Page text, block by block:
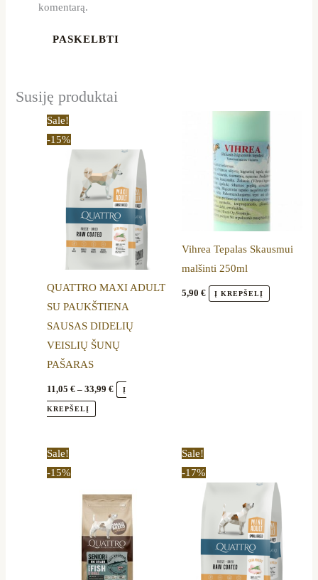
komentarą.
Susiję produktai
Sale!
-15%
QUATTRO MAXI ADULT
SU PAUKŠTIENA
SAUSAS DIDELIŲ
VEISLIŲ ŠUNŲ
PAŠARAS
11,05€ – 33,99€
through
33,99 €
Į
KREPŠELĮ
multiple
variants.
The
options
may
be
chosen
on
the
product
Vihrea Tepalas Skausmui
malšinti 250ml
5,90 € Į KREPŠELĮ
Sale!
-15%
41,64 €
multiple
variants.
The
options
Sale!
-17%
through
multiple
variants.
The
options